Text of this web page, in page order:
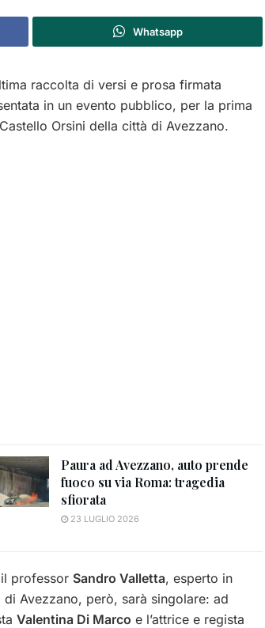
Whatsapp
raccolta di versi e prosa firmata
in un evento pubblico, per la prima
Orsini della città di Avezzano.
Paura ad Avezzano, auto prende
fuoco su via Roma: tragedia
sfiorata
23 LUGLIO 2026
professor Sandro Valletta, esperto in
Avezzano, però, sarà singolare: ad
Valentina Di Marco e l’attrice e regista